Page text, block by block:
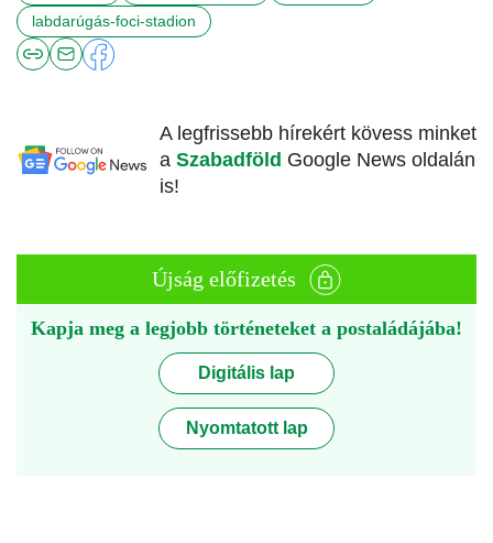
labdarúgás-foci-stadion
A legfrissebb hírekért kövess minket
a Szabadföld Google News oldalán
is!
Újság előfizetés
Kapja meg a legjobb történeteket a postaládájába!
Digitális lap
Nyomtatott lap